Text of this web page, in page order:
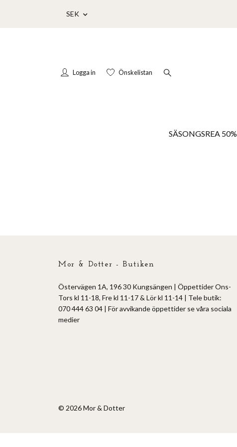
SEK
Logga in Önskelistan
SÄSONGSREA 50%
Mor & Dotter - Butiken
Östervägen 1A, 196 30 Kungsängen | Öppettider Ons-
Tors kl 11-18, Fre kl 11-17 & Lör kl 11-14 | Tele butik:
070 444 63 04 | För avvikande öppettider se våra sociala
medier
© 2026 Mor & Dotter